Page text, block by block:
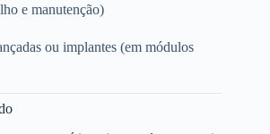
e manutenção)
ou implantes (em módulos